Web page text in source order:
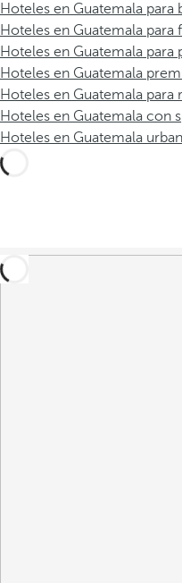
Hoteles en Guatemala
Hoteles en Guatemala
Hoteles en Guatemala
Hoteles en Guatemala
Hoteles en Guatemala
Hoteles en Guatemala con
Hoteles en Guatemala